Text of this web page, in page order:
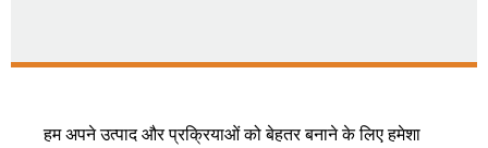
हम अपने उत्पाद और प्रक्रियाओं को बेहतर बनाने के लिए हमेशा